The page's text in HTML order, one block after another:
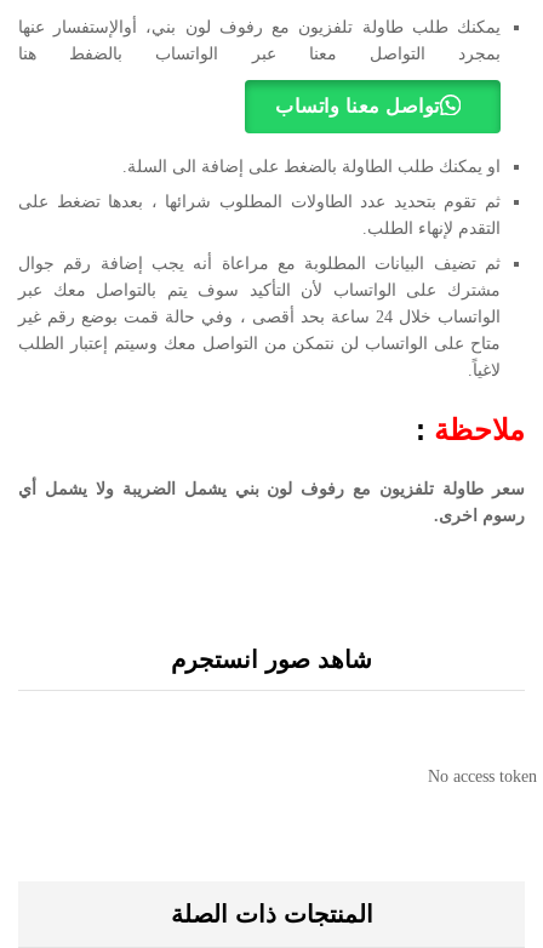
يمكنك طلب طاولة تلفزيون مع رفوف لون بني، أوالإستفسار عنها
بمجرد التواصل معنا عبر الواتساب بالضفط هنا
تواصل معنا واتساب
او يمكنك طلب الطاولة بالضغط على إضافة الى السلة.
ثم تقوم بتحديد عدد الطاولات المطلوب شرائها ، بعدها تضغط على
التقدم لإنهاء الطلب.
ثم تضيف البيانات المطلوبة مع مراعاة أنه يجب إضافة رقم جوال
مشترك على الواتساب لأن التأكيد سوف يتم بالتواصل معك عبر
الواتساب خلال 24 ساعة بحد أقصى ، وفي حالة قمت بوضع رقم غير
متاح على الواتساب لن نتمكن من التواصل معك وسيتم إعتبار الطلب
لاغياً.
ملاحظة :
سعر طاولة تلفزيون مع رفوف لون بني يشمل الضريبة ولا يشمل أي
رسوم اخرى.
شاهد صور انستجرم
No access token
المنتجات ذات الصلة